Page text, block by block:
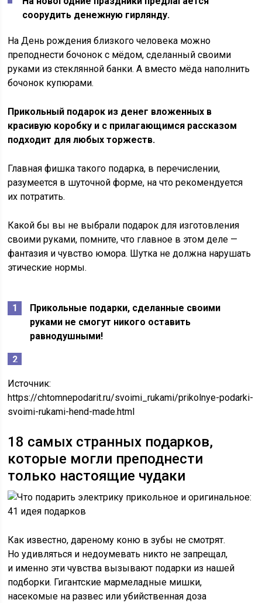
соорудить денежную гирлянду.
На День рождения близкого человека можно
преподнести бочонок с мёдом, сделанный своими
руками из стеклянной банки. А вместо мёда наполнить
бочонок купюрами.
Прикольный подарок из денег вложенных в
красивую коробку и с прилагающимся рассказом
подходит для любых торжеств.
Главная фишка такого подарка, в перечислении,
разумеется в шуточной форме, на что рекомендуется
их потратить.
Какой бы вы не выбрали подарок для изготовления
своими руками, помните, что главное в этом деле —
фантазия и чувство юмора. Шутка не должна нарушать
этические нормы.
Прикольные подарки, сделанные своими
руками не смогут никого оставить
равнодушными!
Источник:
https://chtomnepodarit.ru/svoimi_rukami/prikolnye-podarki-
svoimi-rukami-hend-made.html
18 самых странных подарков,
которые могли преподнести
только настоящие чудаки
Как известно, дареному коню в зубы не смотрят.
Но удивляться и недоумевать никто не запрещал,
и именно эти чувства вызывают подарки из нашей
подборки. Гигантские мармеладные мишки,
насекомые на развес или убийственная доза